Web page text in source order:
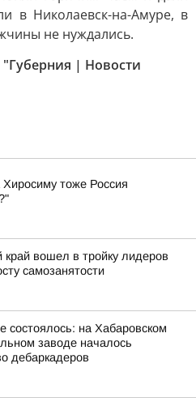
в Николаевск-на-Амуре, в
не нуждались.
| Новости
Хиросиму тоже Россия
край вошел в тройку лидеров
самозанятости
состоялось: на Хабаровском
заводе началось
дебаркадеров